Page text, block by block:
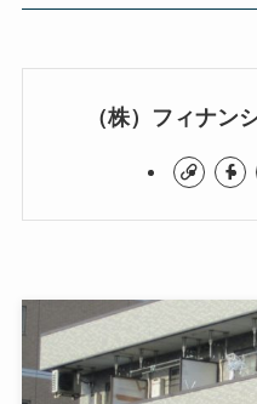
（株）フィナン